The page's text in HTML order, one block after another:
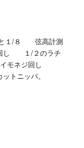
１/８ 弦高計測
し １/２のラチ
イモネジ回し
トニッパ。